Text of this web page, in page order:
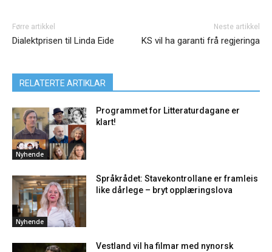
Førre artikkel
Dialektprisen til Linda Eide
Neste artikkel
KS vil ha garanti frå regjeringa
RELATERTE ARTIKLAR
Nyhende
Programmet for Litteraturdagane er
klart!
Nyhende
Språkrådet: Stavekontrollane er framleis
like dårlege – bryt opplæringslova
Vestland vil ha filmar med nynorsk